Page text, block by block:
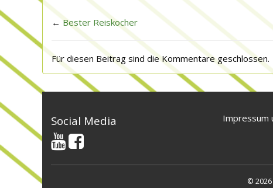
←Bester Reiskocher
Für diesen Beitrag sind die Kommentare geschlossen.
Social Media Impressum
©